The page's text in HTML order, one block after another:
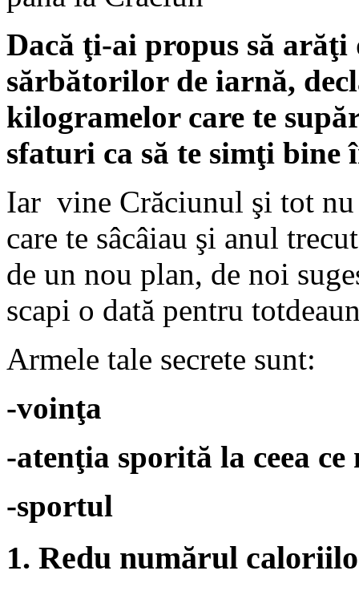
Dacă ţi-ai propus să arăţi
sărbătorilor de iarnă,
kilogramelor care te
sfaturi ca să te simţi bine
Iar vine Crăciunul şi tot
care te sâcâiau şi anul
de un nou plan, de noi
scapi o dată pentru
Armele tale secrete sunt:
-voinţa
-atenţia sporită la ceea ce
-sportul
1. Redu numărul